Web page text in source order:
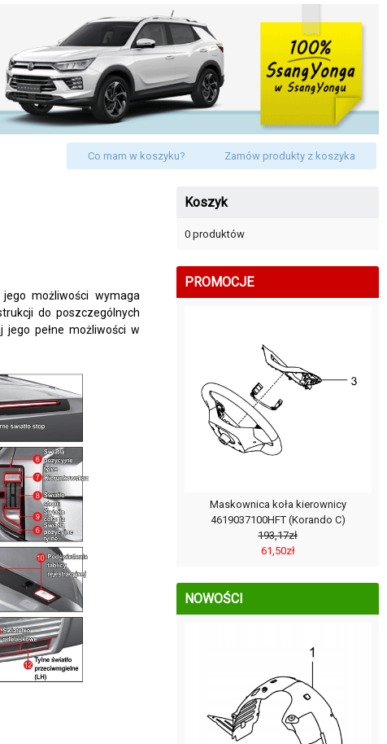
Co mam w koszyku? Zamów produkty z koszyka
możliwości wymaga
do poszczególnych
pełne możliwości w
Koszyk
0 produktów
PROMOCJE
Maskownica koła kierownicy
4619037100HFT (Korando C)
193,17zł
61,50zł
NOWOŚCI